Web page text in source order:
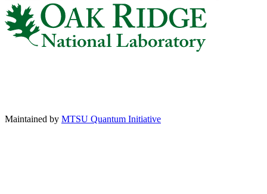
Maintained by MTSU Quantum Initiative